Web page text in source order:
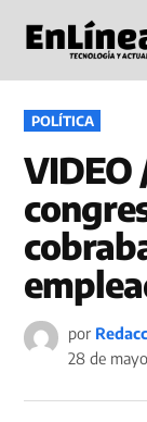
contenido
PUBLICADO
EN
POLÍTICA
VIDEO
por
28 de